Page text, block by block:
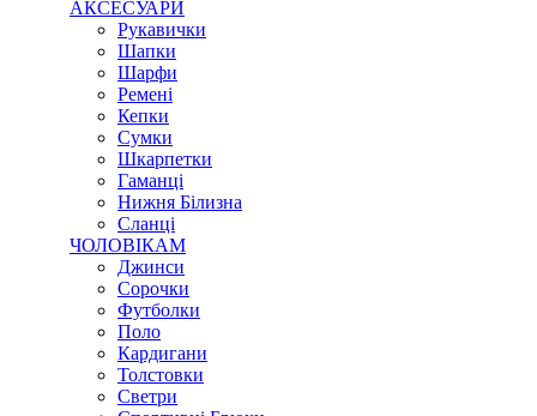
АКСЕСУАРИ
Рукавички
Шапки
Шарфи
Ремені
Кепки
Сумки
Шкарпетки
Гаманці
Нижня Білизна
Сланці
ЧОЛОВІКАМ
Джинси
Сорочки
Футболки
Поло
Кардигани
Толстовки
Светри